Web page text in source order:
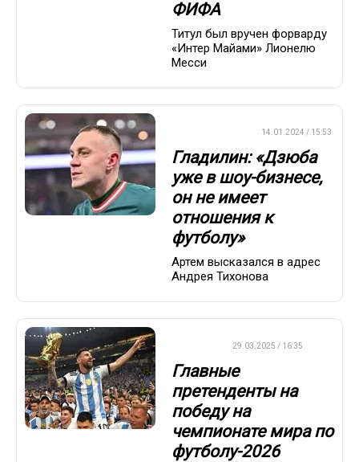
ФИФА
Титул был вручен форварду
«Интер Майами» Лионелю
Месси
14.01.2024 / 15:53
Гладилин: «Дзюба
уже в шоу-бизнесе,
он не имеет
отношения к
футболу»
Артем высказался в адрес
Андрея Тихонова
29.03.2025 / 16:35
Главные
претенденты на
победу на
чемпионате мира по
футболу-2026